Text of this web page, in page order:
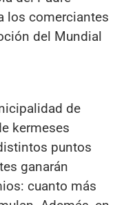
los comerciantes
del Mundial
de
kermeses
puntos
ganarán
cuanto más